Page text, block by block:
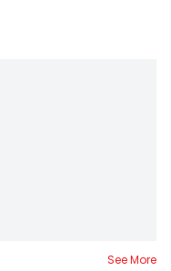
See More